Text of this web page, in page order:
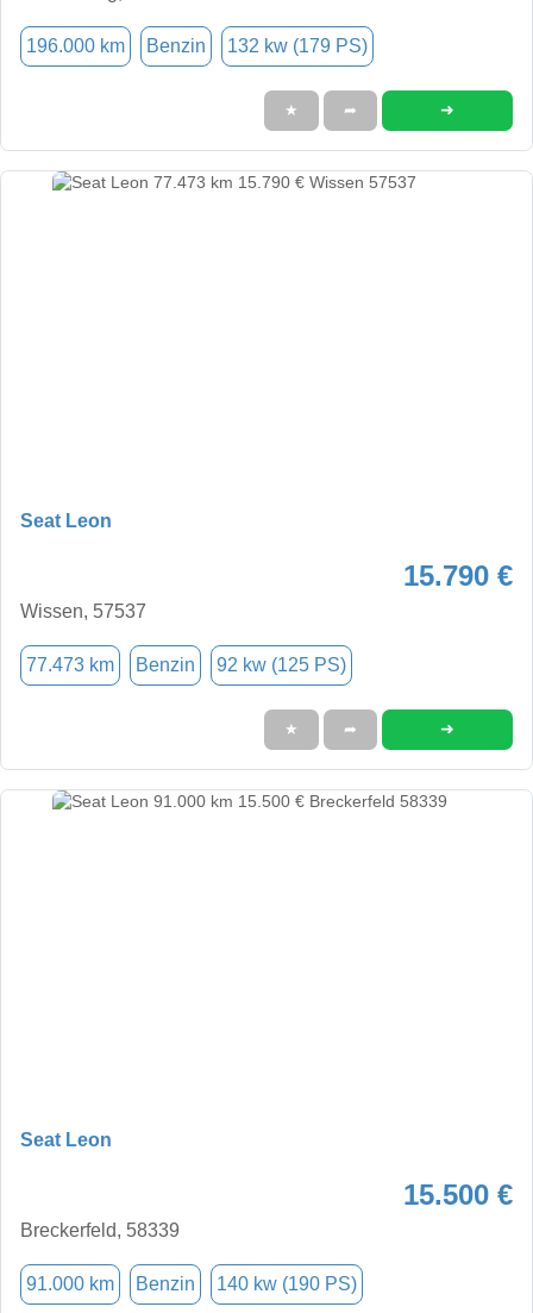
196.000 km Benzin 132 kw (179 PS)
★ ➦ ➜
Seat Leon
15.790 €
Wissen, 57537
77.473 km Benzin 92 kw (125 PS)
★ ➦ ➜
Seat Leon
15.500 €
Breckerfeld, 58339
91.000 km Benzin 140 kw (190 PS)